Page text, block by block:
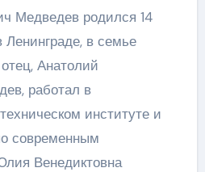
Медведев родился 14
Ленинграде, в семье
Анатолий
работал в
институте и
современным
Венедиктовна